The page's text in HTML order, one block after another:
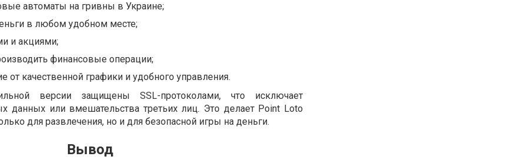
автоматы на гривны в Украине;
в любом удобном месте;
и акциями;
финансовые операции;
от качественной графики и удобного управления.
версии защищены SSL-протоколами, что исключает
данных или вмешательства третьих лиц. Это делает Point Loto
для развлечения, но и для безопасной игры на деньги.
Вывод